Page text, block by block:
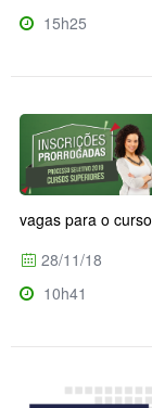
15h25
vagas para o
28/11/18
10h41